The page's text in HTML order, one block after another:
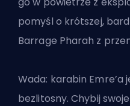
pomyśl o krótszej,
Barrage Pharah z
Wada: karabin Emre’a
bezlitosny. Chybij